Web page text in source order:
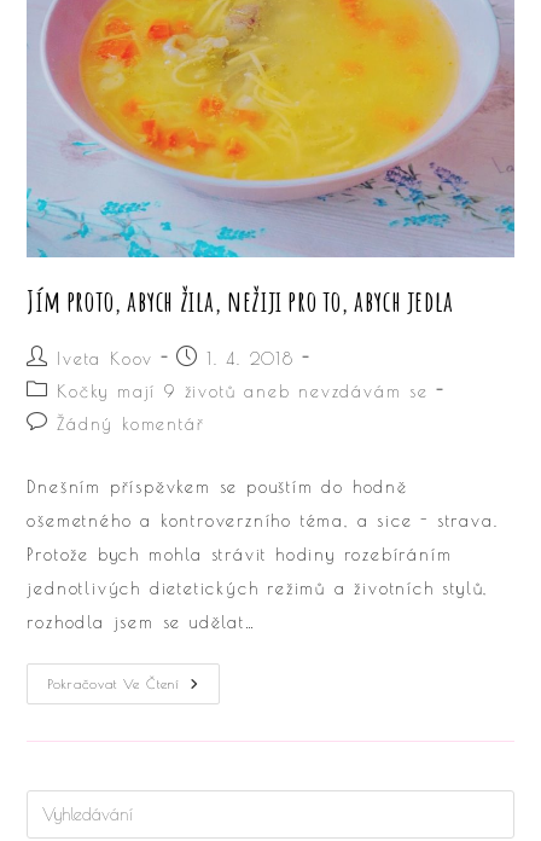
Jím proto, abych žila, nežiji pro to, abych jedla
Autor
příspěvku
Iveta Koov
Příspěvek
byl
1. 4. 2018
Rubriky
příspěvku
Kočky mají 9 životů aneb nevzdávám se
Komentáře
Žádný komentář
Dnešním příspěvkem se pouštím do hodně
ošemetného a kontroverzního téma, a sice - strava.
Protože bych mohla strávit hodiny rozebíráním
jednotlivých dietetických režimů a životních stylů,
rozhodla jsem se udělat…
Pokračovat Ve Čtení
Jím
Proto,
To,